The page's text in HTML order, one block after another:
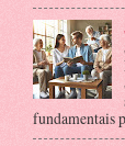
fundamentais